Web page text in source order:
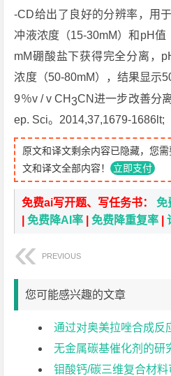
-CD给出了良好的分辨率，用
冲液浓度（15-30mM）和pH值
mM硼酸盐下获得完全分离，
浓度（50-80mM），结果显示
9％v / v CH3CN进一步改善分
ep. Sci。2014,37,1679-1686lt;
原文和译文剩余内容已隐藏，您
文和译文全部内容！ 立即支付
免费ai写开题、写任务书：免
|免费降AI率 |免费降重复率 |
PREVIOUS
您可能感兴趣的文章
通过对奥美拉唑合成反应的监测和定量反
无金属碳基催化剂的研
钼酸钙/碳三维复合材料可控